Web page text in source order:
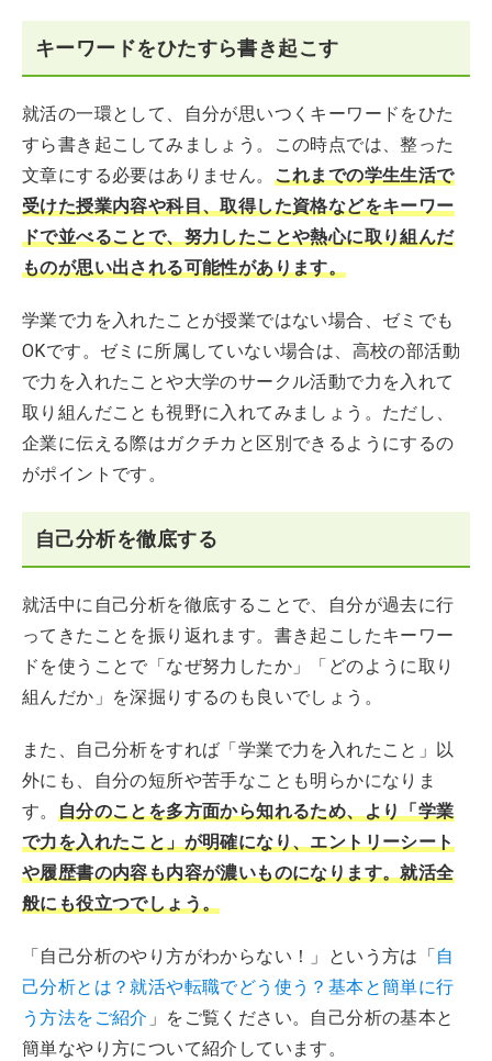
キーワードをひたすら書き起こす
就活の一環として、自分が思いつくキーワードをひた
すら書き起こしてみましょう。この時点では、整った
文章にする必要はありません。 これまでの学生生活で
受けた授業内容や科目、取得した資格などをキーワー
ドで並べることで、努力したことや熱心に取り組んだ
ものが思い出される可能性があります。
学業で力を入れたことが授業ではない場合、ゼミでも
OKです。ゼミに所属していない場合は、高校の部活動
で力を入れたことや大学のサークル活動で力を入れて
取り組んだことも視野に入れてみましょう。ただし、
企業に伝える際はガクチカと区別できるようにするの
がポイントです。
自己分析を徹底する
就活中に自己分析を徹底することで、自分が過去に行
ってきたことを振り返れます。書き起こしたキーワー
ドを使うことで「なぜ努力したか」「どのように取り
組んだか」を深掘りするのも良いでしょう。
また、自己分析をすれば「学業で力を入れたこと」以
外にも、自分の短所や苦手なことも明らかになりま
す。 自分のことを多方面から知れるため、より「学業
で力を入れたこと」が明確になり、エントリーシート
や履歴書の内容も内容が濃いものになります。就活全
般にも役立つでしょう。
「自己分析のやり方がわからない！」という方は「自
己分析とは？就活や転職でどう使う？基本と簡単に行
う方法をご紹介 」をご覧ください。自己分析の基本と
簡単なやり方について紹介しています。